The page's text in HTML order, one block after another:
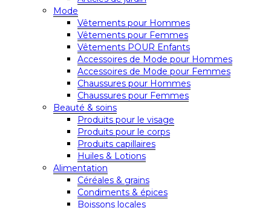
Mode
Vêtements pour Hommes
Vêtements pour Femmes
Vêtements POUR Enfants
Accessoires de Mode pour Hommes
Accessoires de Mode pour Femmes
Chaussures pour Hommes
Chaussures pour Femmes
Beauté & soins
Produits pour le visage
Produits pour le corps
Produits capillaires
Huiles & Lotions
Alimentation
Céréales & grains
Condiments & épices
Boissons locales